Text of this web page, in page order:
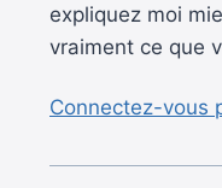
expliquez moi
vraiment ce que
Connectez-vous